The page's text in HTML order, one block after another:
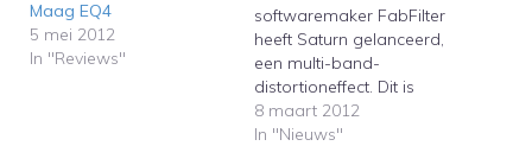
Maag EQ4
5 mei 2012
In "Reviews"
softwaremaker FabFilter
heeft Saturn gelanceerd,
een multi-band-
distortioneffect. Dit is
zeker geen gewone
distortionunit, de
8 maart 2012
In "Nieuws"